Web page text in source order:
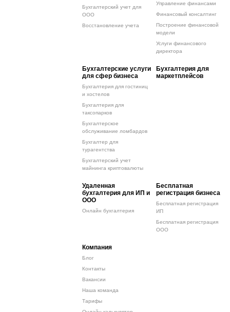
Бухгалтерский учет для
ООО
Восстановление учета
Управление финансами
Финансовый консалтинг
Построение финансовой
модели
Услуги финансового
директора
Бухгалтерские услуги
для сфер бизнеса
Бухгалтерия для гостиниц
и хостелов
Бухгалтерия для
таксопарков
Бухгалтерское
обслуживание ломбардов
Бухгалтер для
турагентства
Бухгалтерский учет
майнинга криптовалюты
Бухгалтерия для
маркетплейсов
Удаленная
бухгалтерия для ИП и
ООО
Онлайн бухгалтерия
Бесплатная
регистрация бизнеса
Бесплатная регистрация
ИП
Бесплатная регистрация
ООО
Компания
Блог
Контакты
Вакансии
Наша команда
Тарифы